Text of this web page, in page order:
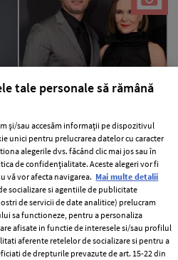
despre
nu s-a căsătorit
cu Iulian Gogan:
Gogan sunt logodiți, dar
spre căsătorie.
tale personale să rămână
și/sau accesăm informații pe dispozitivul
unici pentru prelucrarea datelor cu caracter
alegerile dvs. făcând clic mai jos sau în
de confidențialitate. Aceste alegeri vor fi
vă vor afecta navigarea. Mai multe detalii
socializare si agentiile de publicitate
de servicii de date analitice) prelucram
sa functioneze, pentru a personaliza
afisate in functie de interesele si/sau profilul
aferente retelelor de socializare si pentru a
de drepturile prevazute de art. 15-22 din